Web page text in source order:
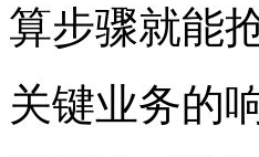
算步骤就能
关键业务的